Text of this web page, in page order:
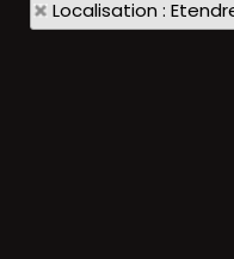
Localisation :